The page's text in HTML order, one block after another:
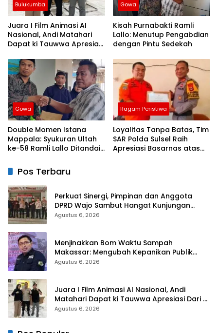
Bulukumba
Juara I Film Animasi AI
Nasional, Andi Matahari
Dapat ki Tauwwa Apresiasi
Gowa
Kisah Purnabakti Ramli
Lallo: Menutup Pengabdian
dengan Pintu Sedekah
Gowa
Double Momen Istana
Mappala: Syukuran Ultah
ke-58 Ramli Lallo Ditandai
Ibadah
Ragam Peristiwa
Loyalitas Tanpa Batas, Tim
SAR Polda Sulsel Raih
Apresiasi Basarnas atas
Pos Terbaru
Perkuat Sinergi, Pimpinan dan Anggota
DPRD Wajo Sambut Hangat Kunjungan
Silaturahmi Kapolres Wajo yang Baru
Agustus 6, 2026
Menjinakkan Bom Waktu Sampah
Makassar: Mengubah Kepanikan Publik
Menjadi Revolusi Berbasis RT
Agustus 6, 2026
Juara I Film Animasi AI Nasional, Andi
Matahari Dapat ki Tauwwa Apresiasi Dari
Kapolres Bulukumba
Agustus 6, 2026